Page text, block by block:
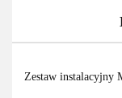
Zestaw instalacyjny